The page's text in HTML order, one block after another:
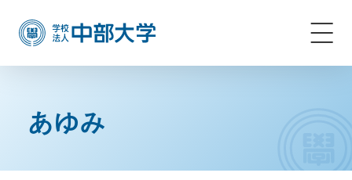
あゆみ